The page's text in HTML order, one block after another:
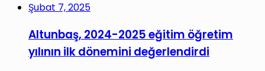
Şubat 7, 2025
Altunbaş, 2024-2025 eğitim öğretim
yılının ilk dönemini değerlendirdi